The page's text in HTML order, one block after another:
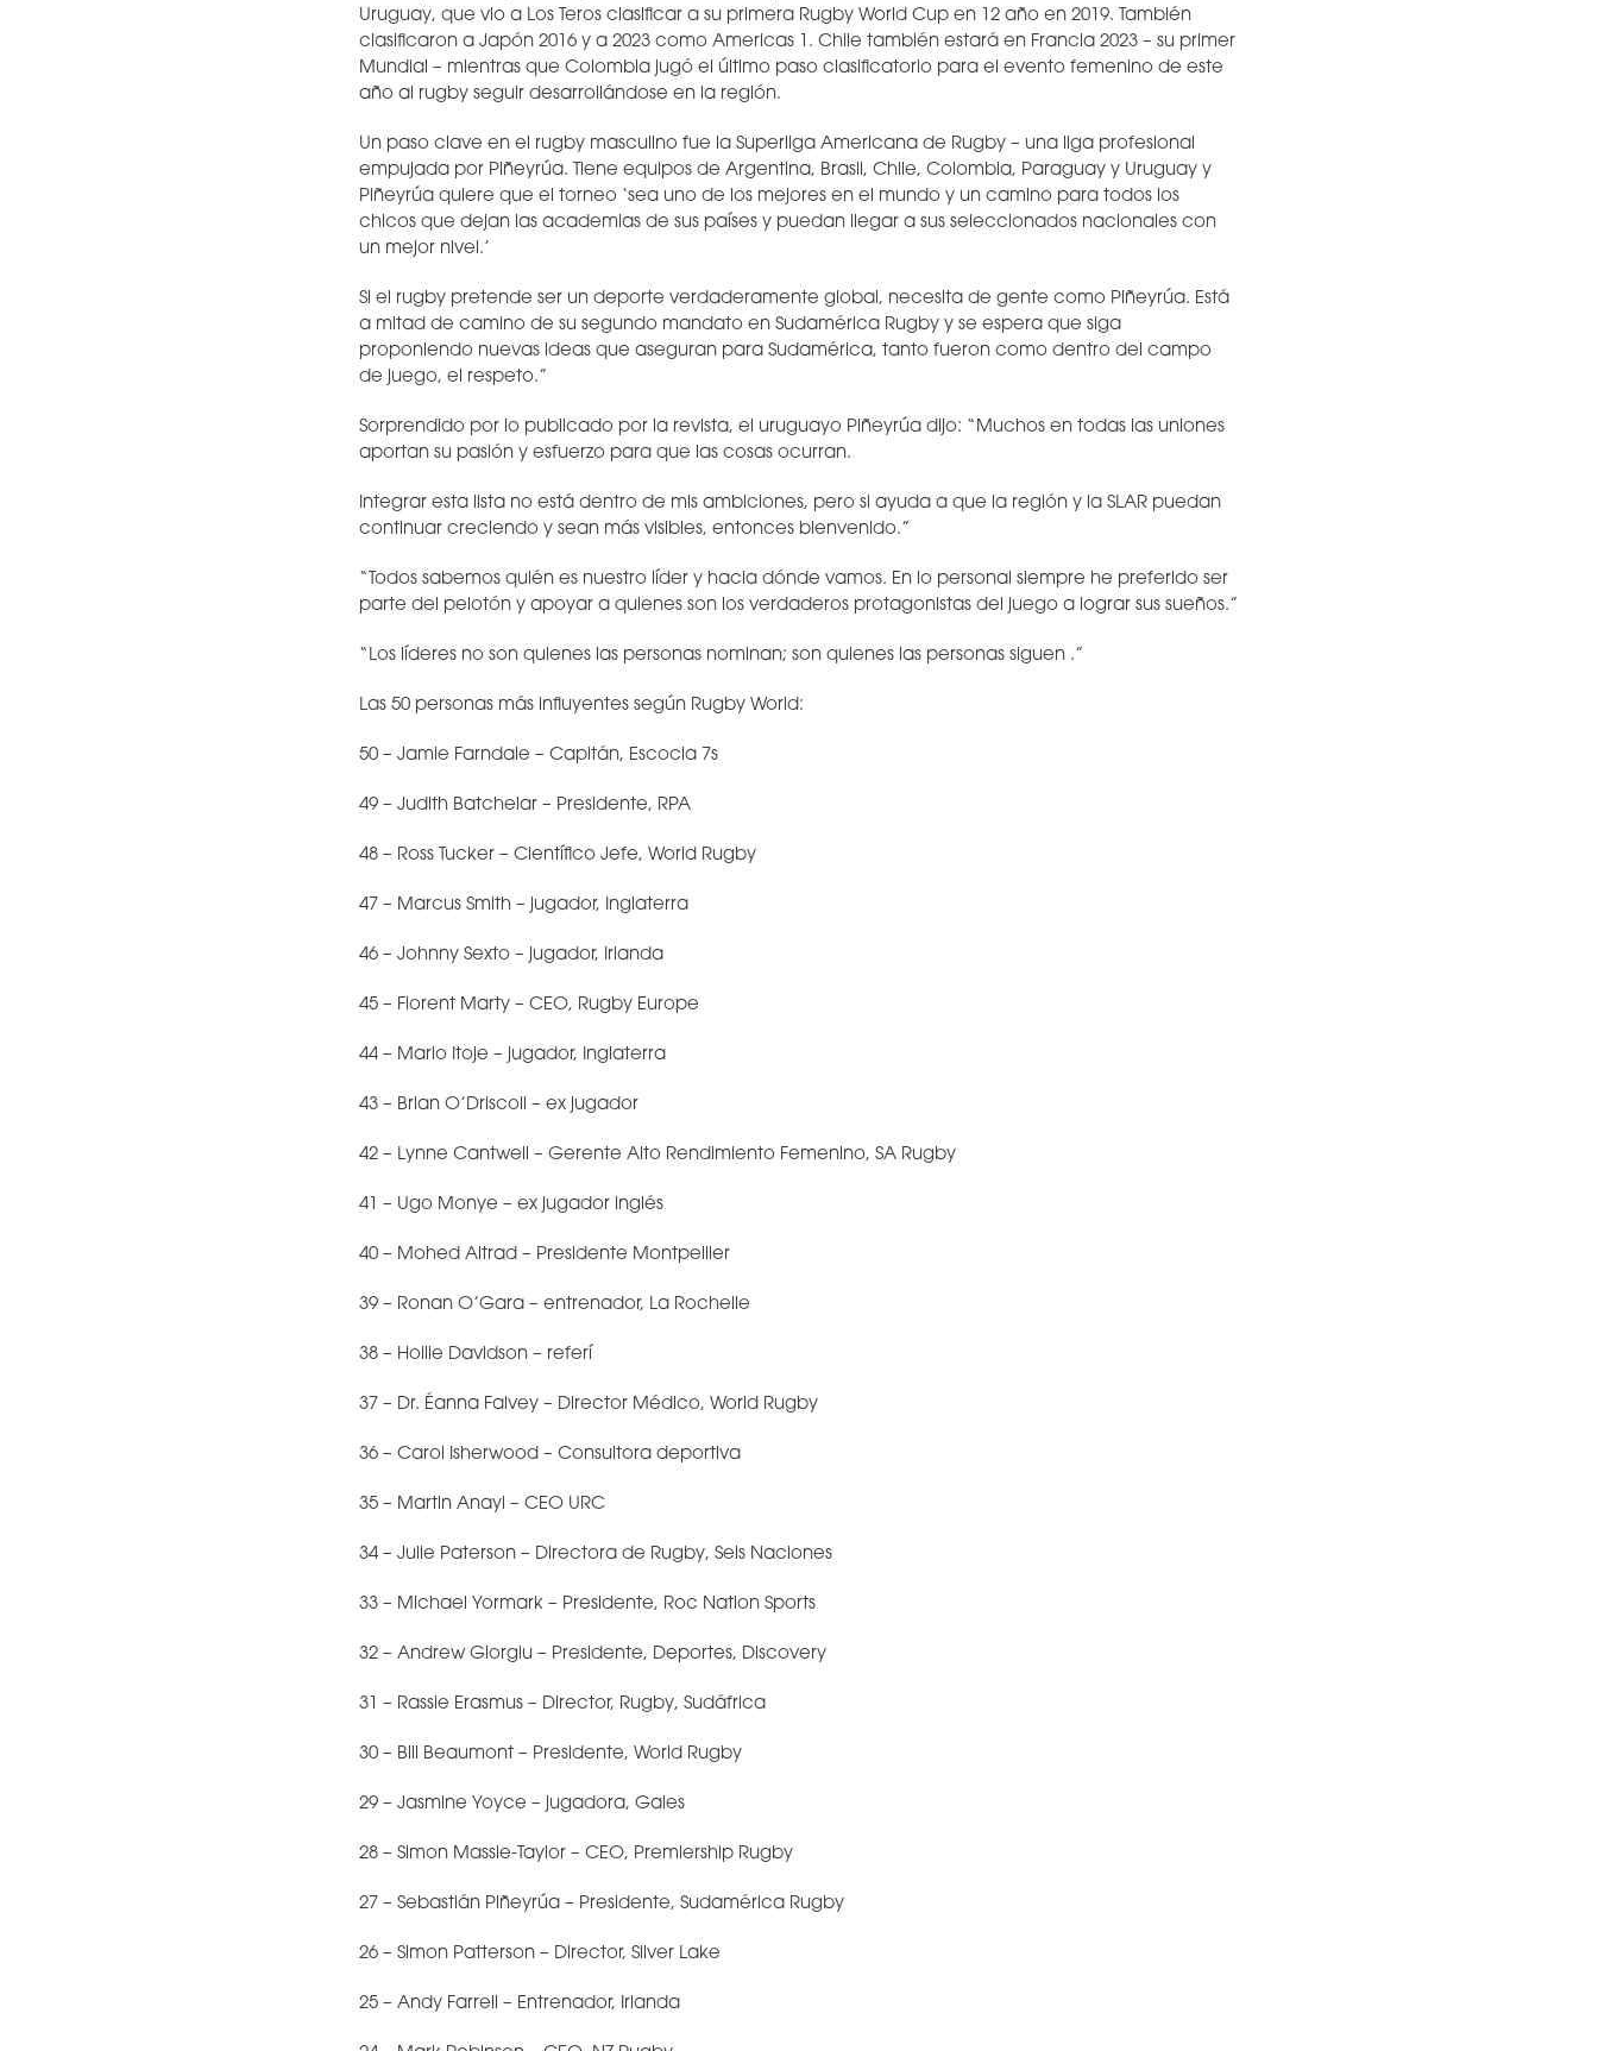
Uruguay, que vio a Los Teros clasificar a su primera Rugby World Cup en 12 año en 2019. También
clasificaron a Japón 2016 y a 2023 como Americas 1. Chile también estará en Francia 2023 – su primer
Mundial – mientras que Colombia jugó el último paso clasificatorio para el evento femenino de este
año al rugby seguir desarrollándose en la región.
Un paso clave en el rugby masculino fue la Superliga Americana de Rugby – una liga profesional
empujada por Piñeyrúa. Tiene equipos de Argentina, Brasil, Chile, Colombia, Paraguay y Uruguay y
Piñeyrúa quiere que el torneo ‘sea uno de los mejores en el mundo y un camino para todos los
chicos que dejan las academias de sus países y puedan llegar a sus seleccionados nacionales con
un mejor nivel.’
Si el rugby pretende ser un deporte verdaderamente global, necesita de gente como Piñeyrúa. Está
a mitad de camino de su segundo mandato en Sudamérica Rugby y se espera que siga
proponiendo nuevas ideas que aseguran para Sudamérica, tanto fueron como dentro del campo
de juego, el respeto.”
Sorprendido por lo publicado por la revista, el uruguayo Piñeyrúa dijo: “Muchos en todas las uniones
aportan su pasión y esfuerzo para que las cosas ocurran.
Integrar esta lista no está dentro de mis ambiciones, pero si ayuda a que la región y la SLAR puedan
continuar creciendo y sean más visibles, entonces bienvenido.”
“Todos sabemos quién es nuestro líder y hacia dónde vamos. En lo personal siempre he preferido ser
parte del pelotón y apoyar a quienes son los verdaderos protagonistas del juego a lograr sus sueños.”
“Los líderes no son quienes las personas nominan; son quienes las personas siguen .”
Las 50 personas más influyentes según Rugby World:
50 – Jamie Farndale – Capitán, Escocia 7s
49 – Judith Batchelar – Presidente, RPA
48 – Ross Tucker – Científico Jefe, World Rugby
47 – Marcus Smith – jugador, Inglaterra
46 – Johnny Sexto – jugador, Irlanda
45 – Florent Marty – CEO, Rugby Europe
44 – Mario Itoje – jugador, Inglaterra
43 – Brian O’Driscoll – ex jugador
42 – Lynne Cantwell – Gerente Alto Rendimiento Femenino, SA Rugby
41 – Ugo Monye – ex jugador inglés
40 – Mohed Altrad – Presidente Montpellier
39 – Ronan O’Gara – entrenador, La Rochelle
38 – Hollie Davidson – referí
37 – Dr. Éanna Falvey – Director Médico, World Rugby
36 – Carol Isherwood – Consultora deportiva
35 – Martin Anayi – CEO URC
34 – Julie Paterson – Directora de Rugby, Seis Naciones
33 – Michael Yormark – Presidente, Roc Nation Sports
32 – Andrew Giorgiu – Presidente, Deportes, Discovery
31 – Rassie Erasmus – Director, Rugby, Sudáfrica
30 – Bill Beaumont – Presidente, World Rugby
29 – Jasmine Yoyce – jugadora, Gales
28 – Simon Massie-Taylor – CEO, Premiership Rugby
27 – Sebastián Piñeyrúa – Presidente, Sudamérica Rugby
26 – Simon Patterson – Director, Silver Lake
25 – Andy Farrell – Entrenador, Irlanda